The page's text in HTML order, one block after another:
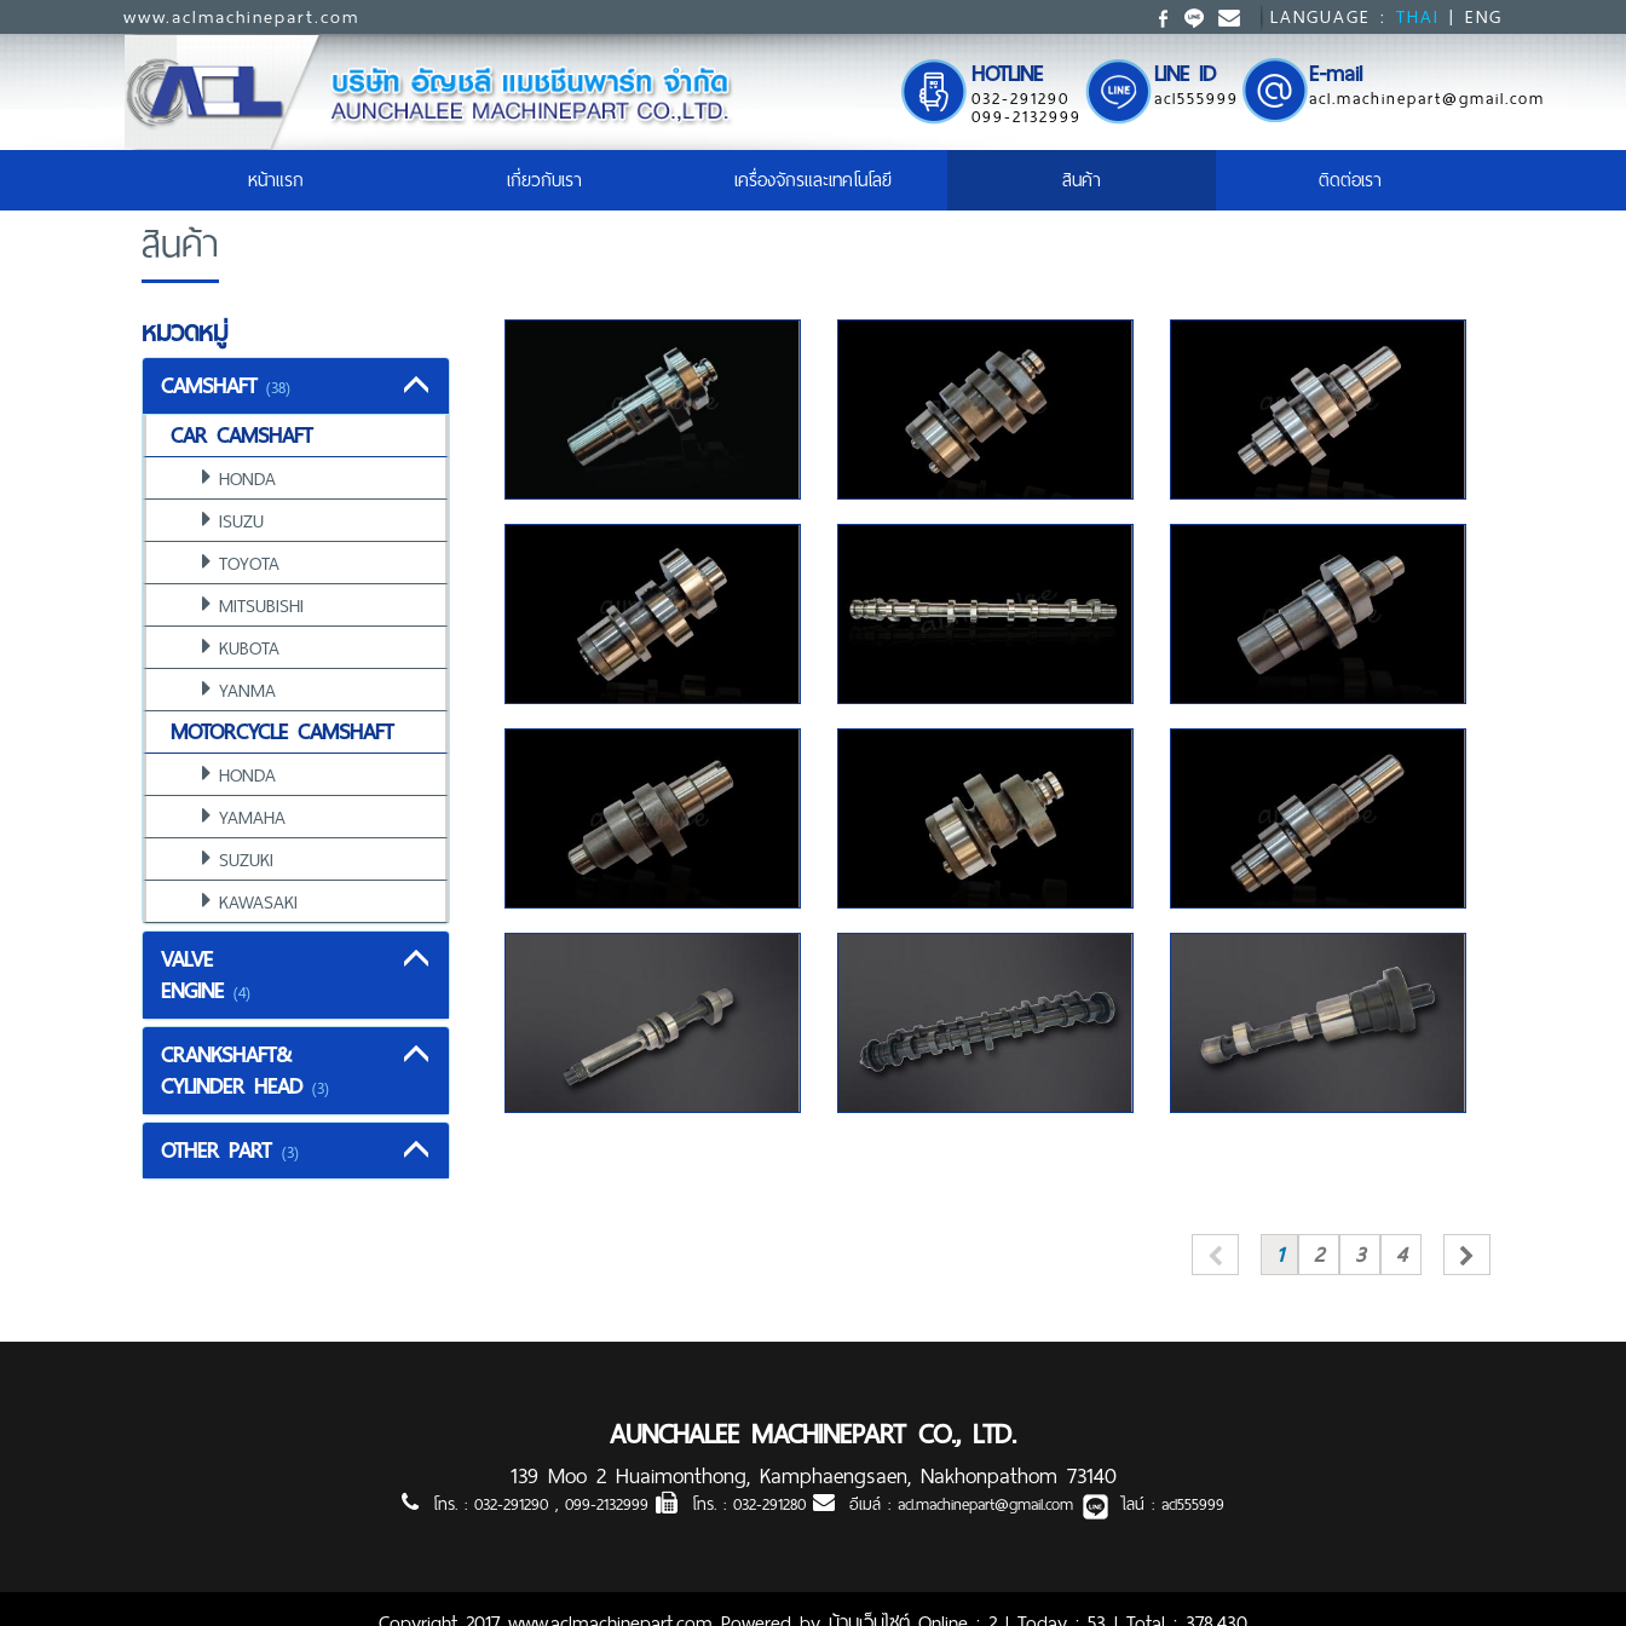
www.aclmachinepart.com LANGUAGE : THAI | ENG
HOTLINE
032-291290
099-2132999
LINE ID
acl555999
E-mail
acl.machinepart@gmail.com
หน้าแรก เกี่ยวกับเรา เครื่องจักรและเทคโนโลยี สินค้า ติดต่อเรา
สินค้า
หมวดหมู่
CAMSHAFT (38)
CAR CAMSHAFT
HONDA
ISUZU
TOYOTA
MITSUBISHI
KUBOTA
YANMA
MOTORCYCLE CAMSHAFT
HONDA
YAMAHA
SUZUKI
KAWASAKI
VALVE
ENGINE (4)
CRANKSHAFT&
CYLINDER HEAD (3)
OTHER PART (3)
1 2 3 4
AUNCHALEE MACHINEPART CO., LTD.
139 Moo 2 Huaimonthong, Kamphaengsaen, Nakhonpathom 73140
โทร. : 032-291290 , 099-2132999 โทร. : 032-291280 อีเมล์ : acl.machinepart@gmail.com ไลน์ : acl555999